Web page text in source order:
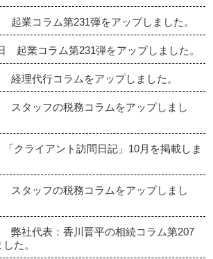
起業コラム第231弾をアップしました。
起業コラム第231弾をアップしました。
経理代行コラムをアップしました。
スタッフの税務コラムをアップしまし
「クライアント訪問日記」10月を掲載しま
スタッフの税務コラムをアップしまし
弊社代表：香川晋平の相続コラム第207
た。